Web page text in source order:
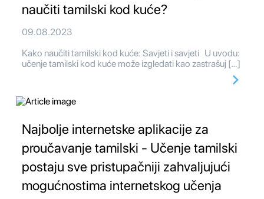
naučiti tamilski kod kuće?
09.08.2023
Kako naučiti tamilski kod kuće: Savjeti i savjeti U uvodu:
učenje tamilski kod kuće može izgledati kao zastrašuj […]
Najbolje internetske aplikacije za
proučavanje tamilski - Učenje tamilski
postaju sve pristupačniji zahvaljujući
mogućnostima internetskog učenja